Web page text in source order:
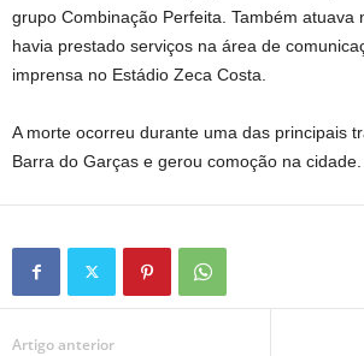
grupo Combinação Perfeita. Também atuava
havia prestado serviços na área de
imprensa no Estádio Zeca Costa.
A morte ocorreu durante uma das principais
Barra do Garças e gerou comoção na cidade.
Artigo anterior